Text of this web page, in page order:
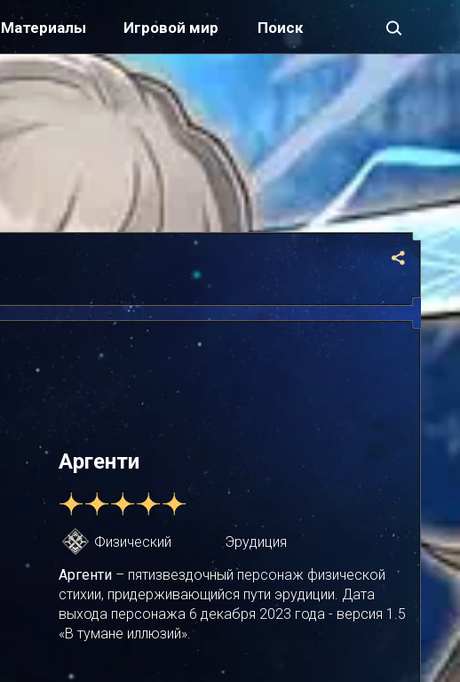
Материалы Игровой мир
Аргенти
Физический
Эрудиция
Аргенти – пятизвездочный персонаж физической
стихии, придерживающийся пути эрудиции. Дата
выхода персонажа 6 декабря 2023 года - версия 1.5
«В тумане иллюзий».